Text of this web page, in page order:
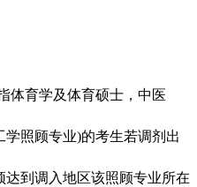
育学及体育硕士，中医
照顾专业)的考生若调剂出
到调入地区该照顾专业所在